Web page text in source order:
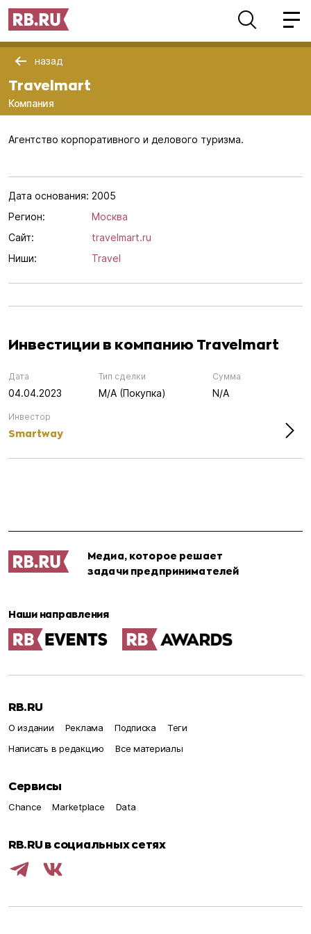
назад
Travelmart
Компания
Агентство корпоративного и делового туризма.
Дата основания: 2005
Регион:
Москва
Сайт:
travelmart.ru
Ниши:
Travel
Инвестиции в компанию Travelmart
Дата
04.04.2023
Тип сделки
M/A (Покупка)
Сумма
N/A
Инвестор
Smartway
Медиа, которое решает
задачи предпринимателей
Наши направления
RB.RU
О издании Реклама Подписка
Теги
Написать в редакцию
Все материалы
Сервисы
Chance Marketplace Data
RB.RU в социальных сетях